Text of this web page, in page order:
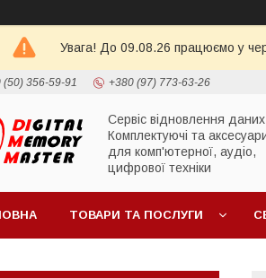
Увага! До 09.08.26 працюємо у
(50) 356-59-91 +380 (97) 773-63-26
Сервіс відновлення
Комплектуючі та
для комп'ютерної, аудіо,
цифрової техніки
ТОВАРИ ТА ПОСЛУГИ